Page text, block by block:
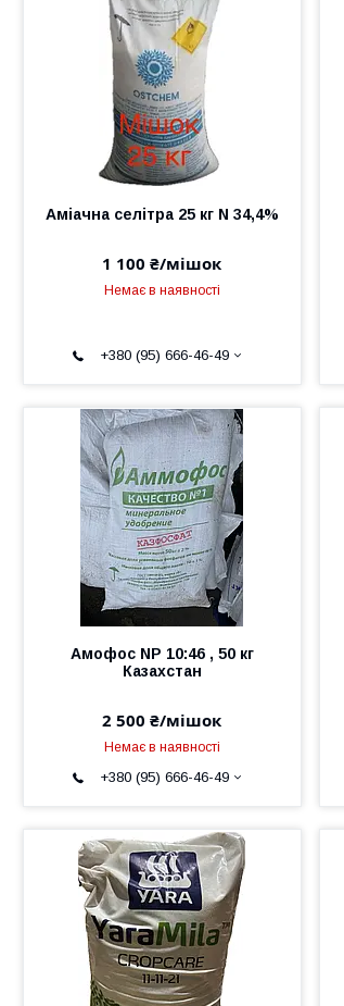
Аміачна селітра 25 кг N 34,4%
1 100 ₴/мішок
Немає в наявності
+380 (95) 666-46-49
Амофос NP 10:46 , 50 кг
Казахстан
2 500 ₴/мішок
Немає в наявності
+380 (95) 666-46-49